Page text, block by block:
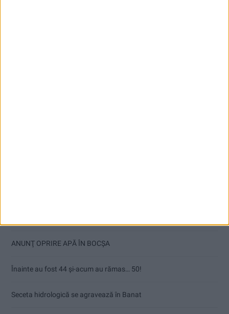
ANUNŢ OPRIRE APĂ ÎN BOCȘA
Înainte au fost 44 și-acum au rămas… 50!
Seceta hidrologică se agravează în Banat